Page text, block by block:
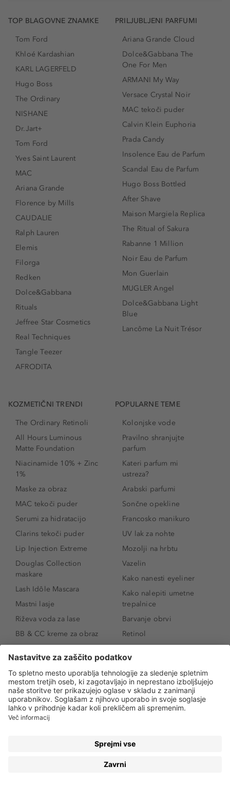
TOP BLAGOVNE ZNAMKE
Tom Ford
Khloé Kardashian
KARL LAGERFELD
Hugo Boss
The Ordinary
NISHANE
Dr.Jart+
Tom Ford
Yves Saint Laurent
MAC
Ariana Grande
Florence by Mills
CAUDALIE
Ralph Lauren
Elemis
Filorga
Redken
Dolce&Gabbana
Rituals
Jeffree Star Cosmetics
Real Techniques
Tangle Teezer
AFRODITA
PRILJUBLJENI PARFUMI
Ariana Grande Cloud
Dolce&Gabbana The
One For Men
ARMANI My Way
Versace Crystal Noir
MAC tekoči puder
Calvin Klein Euphoria
Prada Candy
Insolence Eau de Parfum
Scandal Eau de Parfum
Hugo Boss Bottled
After Shave
Maison Margiela Replica
The Ritual of Sakura
Rabanne 1 Million
Noir Eau de Parfum
Mon Guerlain
MUGLER Angel
Dolce&Gabbana Light
Blue
Lancôme La Nuit Trésor
KOZMETIČNI TRENDI
The Ordinary Retinoli
All Hours Luminous
Matte Foundation
Niacinamide 10% + Zinc
1%
Maske za obraz
MAC tekoči puder
Serumi za hidratacijo
Clarins tekoči puder
Lip Injection Extreme
Douglas Collection
maskare
Lash Idôle Mascara
Mastni lasje
Riževa voda za lase
BB & CC kreme za obraz
SPF 30
Senčila za oči
Tekoči puder
Ličenje povešenih vek
Kako povečati oči
POPULARNE TEME
Kolonjske vode
Pravilno shranjujte
parfum
Kateri parfum mi
ustreza?
Arabski parfumi
Sončne opekline
Francosko manikuro
UV lak za nohte
Mozolji na hrbtu
Vazelin
Kako nanesti eyeliner
Kako nalepiti umetne
trepalnice
Barvanje obrvi
Retinol
Niacinamid
Rozacea
Salicilna kislina